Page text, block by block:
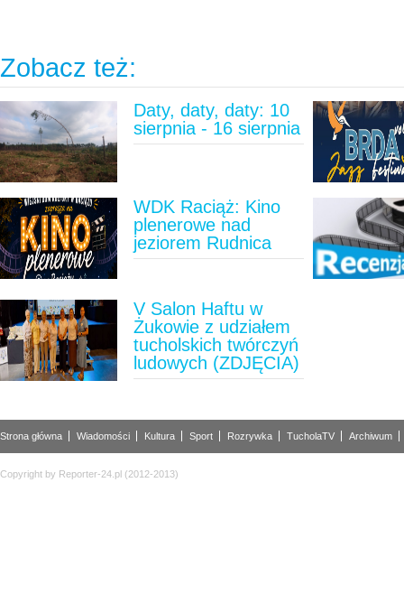
Zobacz też:
Daty, daty, daty: 10
sierpnia - 16 sierpnia
WDK Raciąż: Kino
plenerowe nad
jeziorem Rudnica
V Salon Haftu w
Żukowie z udziałem
tucholskich twórczyń
ludowych (ZDJĘCIA)
Strona główna Wiadomości Kultura Sport Rozrywka TucholaTV Archiwum
Copyright by Reporter-24.pl (2012-2013)